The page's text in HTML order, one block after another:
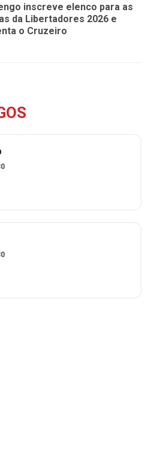
inscreve elenco para as
da Libertadores 2026 e
o Cruzeiro